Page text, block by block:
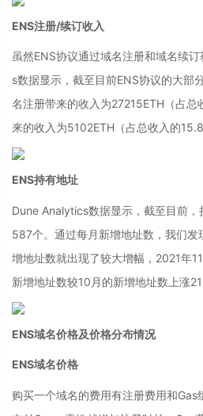
ENS注册/续订收入
虽然ENS协议通过域名注册和域名续
s数据显示，截至目前ENS协议的大部
名注册带来的收入为27215ETH（占
来的收入为5102ETH（占总收入的
ENS持有地址
Dune Analytics数据显示，截至目前
587个。通过每月新增地址数，我们发
增地址数就出现了较大增幅，2021年
新增地址数较10月的新增地址数上涨
ENS域名价格及价格分布情况
ENS域名价格
购买一个域名的费用有注册费用和